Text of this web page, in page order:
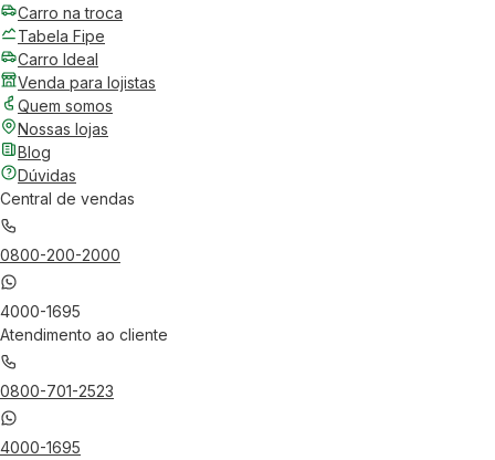
Carro na troca
Tabela Fipe
Carro Ideal
Venda para lojistas
Quem somos
Nossas lojas
Blog
Dúvidas
Central de vendas
0800-200-2000
4000-1695
Atendimento ao cliente
0800-701-2523
4000-1695